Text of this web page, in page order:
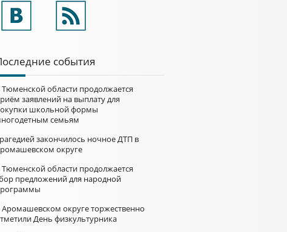
события
Тюменской области продолжается
заявлений на выплату для
школьной формы
семьям
закончилось ночное ДТП в
округе
Тюменской области продолжается
предложений для народной
Аромашевском округе торжественно
День физкультурника